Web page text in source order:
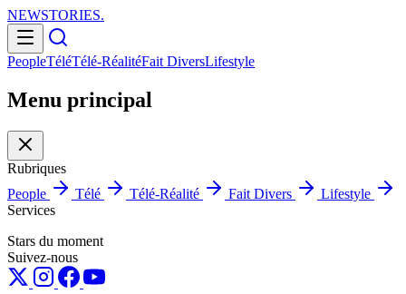
NEWSTORIES.
PeopleTéléTélé-RéalitéFait DiversLifestyle
Menu principal
Rubriques
People
Télé Télé-Réalité Fait Divers
Lifestyle
Services
Stars du moment
Suivez-nous